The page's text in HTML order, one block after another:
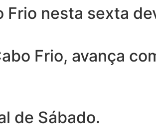
Frio nesta sexta
Frio, avança
de Sábado.